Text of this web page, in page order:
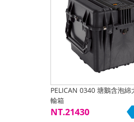
PELICAN 0340 塘鵝含泡綿
輸箱
NT.21430